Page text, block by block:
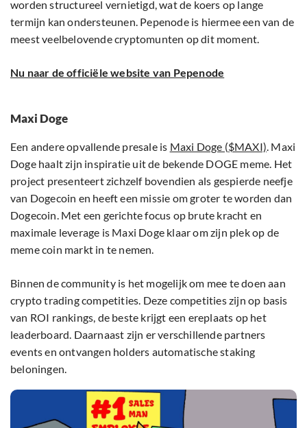
worden structureel vernietigd, wat de koers op lange
termijn kan ondersteunen. Pepenode is hiermee een van de
meest veelbelovende cryptomunten op dit moment.
Nu naar de officiële website van Pepenode
Maxi Doge
Een andere opvallende presale is Maxi Doge ($MAXI). Maxi
Doge haalt zijn inspiratie uit de bekende DOGE meme. Het
project presenteert zichzelf bovendien als gespierde neefje
van Dogecoin en heeft een missie om groter te worden dan
Dogecoin. Met een gerichte focus op brute kracht en
maximale leverage is Maxi Doge klaar om zijn plek op de
meme coin markt in te nemen.
Binnen de community is het mogelijk om mee te doen aan
crypto trading competities. Deze competities zijn op basis
van ROI rankings, de beste krijgt een ereplaats op het
leaderboard. Daarnaast zijn er verschillende partners
events en ontvangen holders automatische staking
beloningen.